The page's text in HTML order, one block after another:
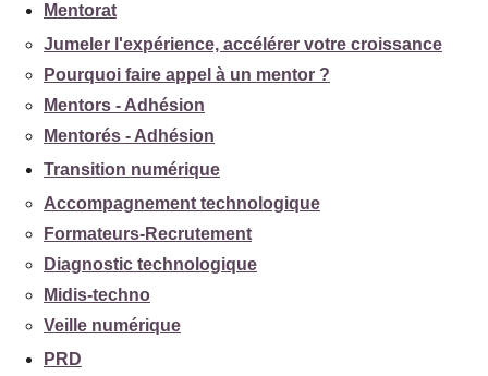
Mentorat
Jumeler l'expérience, accélérer votre croissance
Pourquoi faire appel à un mentor ?
Mentors - Adhésion
Mentorés - Adhésion
Transition numérique
Accompagnement technologique
Formateurs-Recrutement
Diagnostic technologique
Midis-techno
Veille numérique
PRD